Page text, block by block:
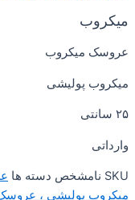
دسته ها عروسک‌ ,
، عروسک میکروب